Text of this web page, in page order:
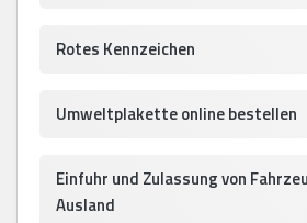
Rotes Kennzeichen
Umweltplakette online bestellen
Einfuhr und Zulassung von
Ausland